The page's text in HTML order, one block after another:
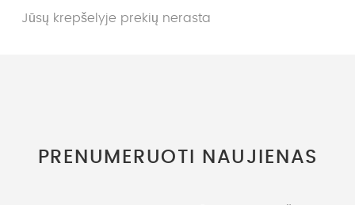
Jūsų krepšelyje prekių nerasta
PRENUMERUOTI NAUJIENAS